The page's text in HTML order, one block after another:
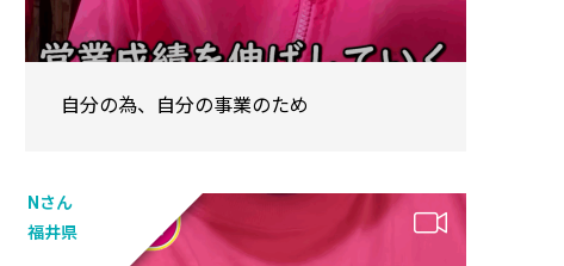
自分の為、自分の事業のため
Nさん
福井県